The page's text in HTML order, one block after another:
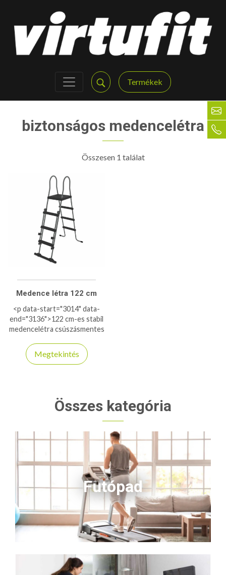
Termékek
biztonságos medencelétra
Összesen 1 találat
Medence létra 122 cm
<p data-start="3014" data-
end="3136">122 cm-es stabil
medencelétra csúszásmentes
Ideális magasabb falú, föld
feletti medencékhez.</p>
Megtekintés
Összes kategória
Futópad